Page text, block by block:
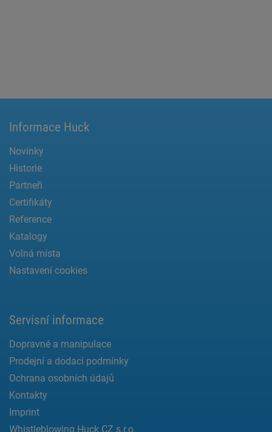
Informace Huck
Novinky
Historie
Partneři
Certifikáty
Reference
Katalogy
Volná místa
Nastavení cookies
Servisní informace
Dopravné a manipulace
Prodejní a dodací podmínky
Ochrana osobních údajů
Kontakty
Imprint
Whistleblowing Huck CZ s.r.o.